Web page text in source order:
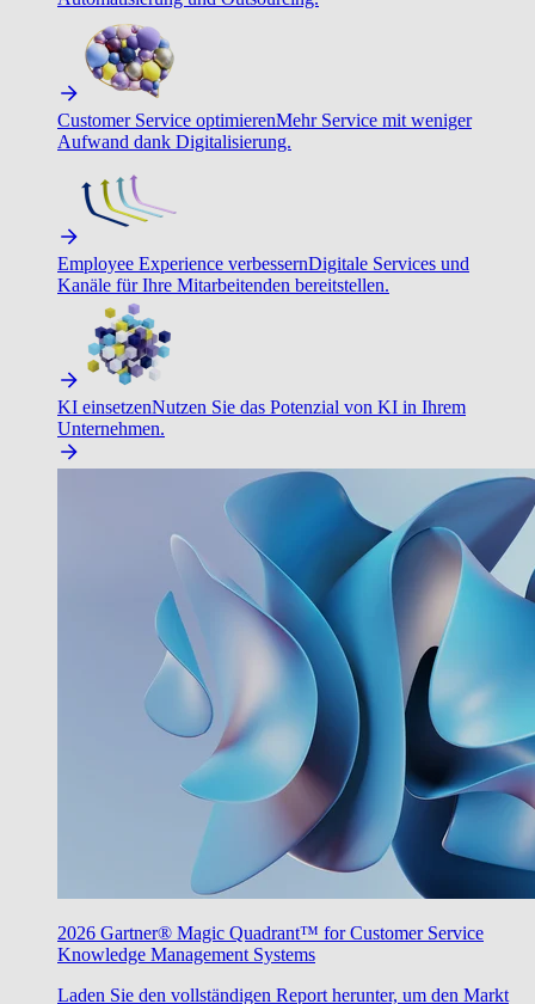
Customer Service optimierenMehr Service mit weniger
Aufwand dank Digitalisierung.
Employee Experience verbessernDigitale Services und
Kanäle für Ihre Mitarbeitenden bereitstellen.
KI einsetzenNutzen Sie das Potenzial von KI in Ihrem
Unternehmen.
2026 Gartner® Magic Quadrant™ for Customer Service
Knowledge Management Systems
Laden Sie den vollständigen Report herunter, um den Markt